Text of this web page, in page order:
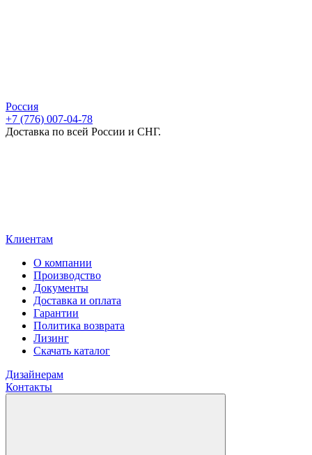
Россия
+7 (776) 007-04-78
Доставка по всей России и СНГ.
Клиентам
О компании
Производство
Документы
Доставка и оплата
Гарантии
Политика возврата
Лизинг
Скачать каталог
Дизайнерам
Контакты